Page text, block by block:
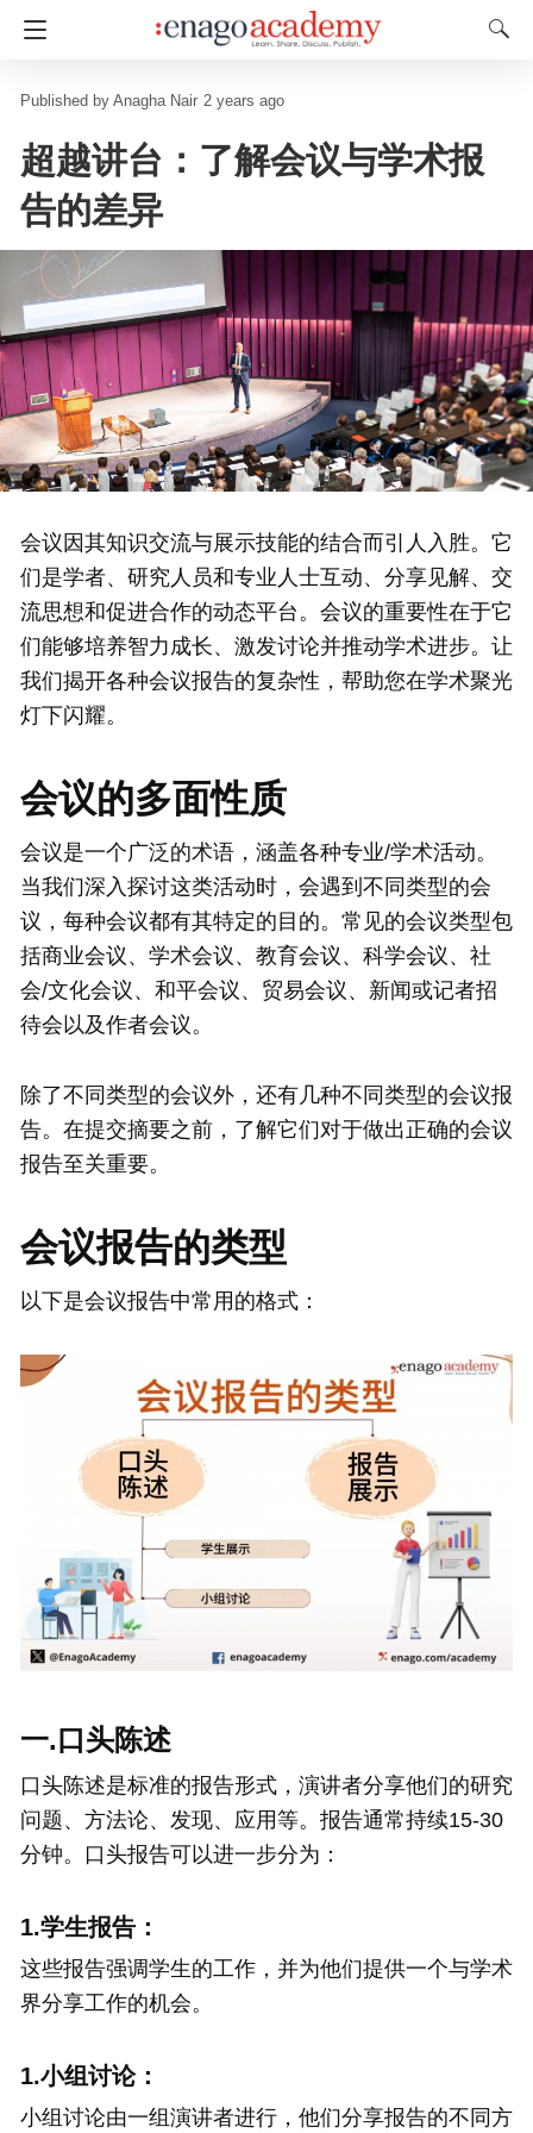
Anagha Nair 2 years ago
超越讲台：了解会议与学术报
告的差异
会议因其知识交流与展示技能的结合而引人入胜。它
们是学者、研究人员和专业人士互动、分享见解、交
流思想和促进合作的动态平台。会议的重要性在于它
们能够培养智力成长、激发讨论并推动学术进步。让
我们揭开各种会议报告的复杂性，帮助您在学术聚光
灯下闪耀。
会议的多面性质
会议是一个广泛的术语，涵盖各种专业/学术活动。
当我们深入探讨这类活动时，会遇到不同类型的会
议，每种会议都有其特定的目的。常见的会议类型包
括商业会议、学术会议、教育会议、科学会议、社
会/文化会议、和平会议、贸易会议、新闻或记者招
待会以及作者会议。
除了不同类型的会议外，还有几种不同类型的会议报
告。在提交摘要之前，了解它们对于做出正确的会议
报告至关重要。
会议报告的类型
以下是会议报告中常用的格式：
一.口头陈述
口头陈述是标准的报告形式，演讲者分享他们的研究
问题、方法论、发现、应用等。报告通常持续15-30
分钟。口头报告可以进一步分为：
1.学生报告：
这些报告强调学生的工作，并为他们提供一个与学术
界分享工作的机会。
1.小组讨论：
小组讨论由一组演讲者进行，他们分享报告的不同方